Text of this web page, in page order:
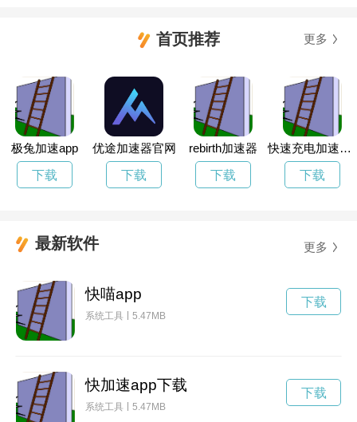
首页推荐 更多
极兔加速app
下载
优途加速器官网
下载
rebirth加速器
下载
快速充电加速器官方版
下载
最新软件 更多
快喵app
系统工具 5.47MB
下载
快加速app下载
系统工具 5.47MB
下载